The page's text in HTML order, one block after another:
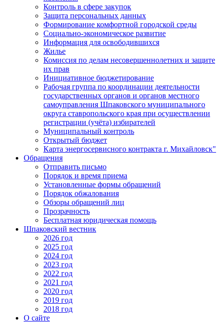
Контроль в сфере закупок
Защита персональных данных
Формирование комфортной городской среды
Социально-экономическое развитие
Информация для освободившихся
Жилье
Комиссия по делам несовершеннолетних и защите
их прав
Инициативное бюджетирование
Рабочая группа по координации деятельности
государственных органов и органов местного
самоуправления Шпаковского муниципального
округа ставропольского края при осуществлении
регистрации (учёта) избирателей
Муниципальный контроль
Открытый бюджет
Карта энергосервисного контракта г. Михайловск"
Обращения
Отправить письмо
Порядок и время приема
Установленные формы обращений
Порядок обжалования
Обзоры обращений лиц
Прозрачность
Бесплатная юридическая помощь
Шпаковский вестник
2026 год
2025 год
2024 год
2023 год
2022 год
2021 год
2020 год
2019 год
2018 год
О сайте